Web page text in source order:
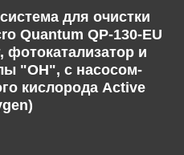
для очистки
Quantum QP-130-EU
фотокатализатор и
"OH", с насосом-
кислорода Active